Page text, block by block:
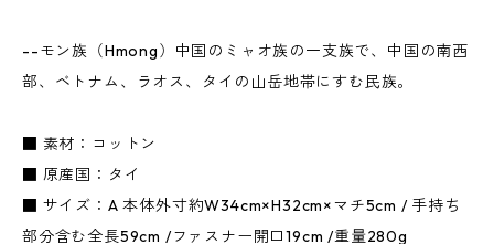
--モン族（Hmong）中国のミャオ族の一支族で、中国の南西
部、ベトナム、ラオス、タイの山岳地帯にすむ民族。
■ 素材：コットン
■ 原産国：タイ
■ サイズ：A 本体外寸約W34cm×H32cm×マチ5cm / 手持ち
部分含む全長59cm /ファスナー開口19cm /重量280g